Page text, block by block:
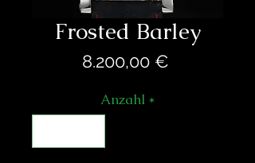
Frosted Barley
8.200,00 €
Anzahl *